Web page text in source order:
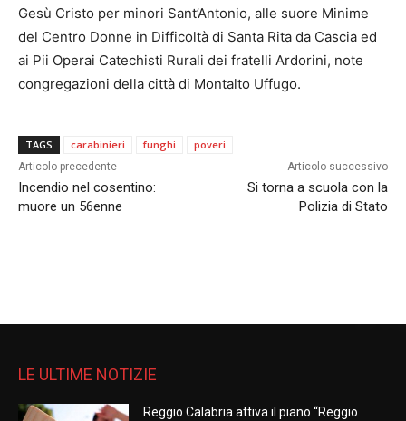
Gesù Cristo per minori Sant’Antonio, alle suore Minime
del Centro Donne in Difficoltà di Santa Rita da Cascia ed
ai Pii Operai Catechisti Rurali dei fratelli Ardorini, note
congregazioni della città di Montalto Uffugo.
TAGS carabinieri funghi poveri
Articolo precedente
Incendio nel cosentino:
muore un 56enne
Articolo successivo
Si torna a scuola con la
Polizia di Stato
LE ULTIME NOTIZIE
Reggio Calabria attiva il piano “Reggio